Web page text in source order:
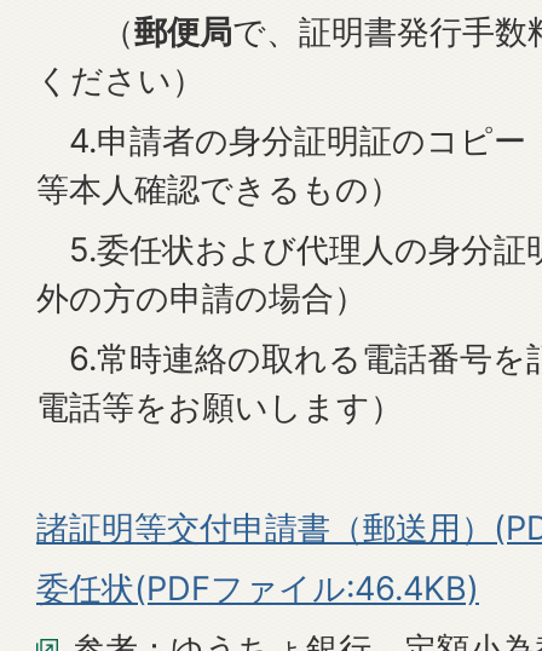
（郵便局で、証明書発行手
ください）
4.申請者の身分証明証のコピー
等本人確認できるもの）
5.委任状および代理人の身分証
外の方の申請の場合）
6.常時連絡の取れる電話番号を
電話等をお願いします）
諸証明等交付申請書（郵送用）
委任状(PDFファイル:46.4KB)